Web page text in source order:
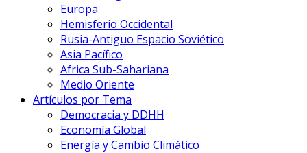
Europa
Hemisferio Occidental
Rusia-Antiguo Espacio Soviético
Asia Pacífico
Africa Sub-Sahariana
Medio Oriente
Artículos por Tema
Democracia y DDHH
Economía Global
Energía y Cambio Climático